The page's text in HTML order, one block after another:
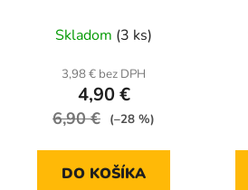
Skladom (3 ks)
3,98 € bez DPH
4,90 €
6,90 € (–28 %)
DO KOŠÍKA